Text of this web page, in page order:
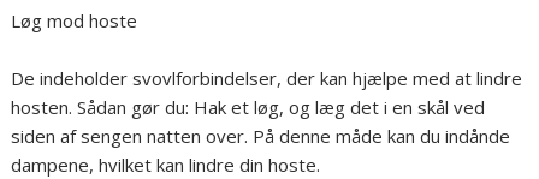
Løg mod hoste
De indeholder svovlforbindelser, der kan hjælpe med at lindre
hosten. Sådan gør du: Hak et løg, og læg det i en skål ved
siden af sengen natten over. På denne måde kan du indånde
dampene, hvilket kan lindre din hoste.